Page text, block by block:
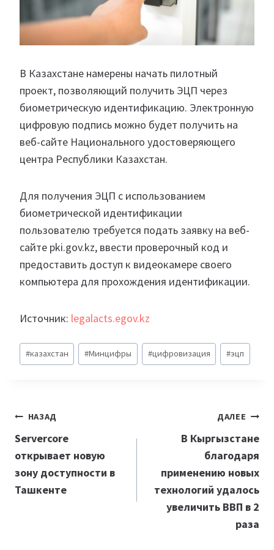
В Казахстане намерены начать пилотный
проект, позволяющий получить ЭЦП через
биометрическую идентификацию. Электронную
цифровую подпись можно будет получить на
веб-сайте Национального удостоверяющего
центра Республики Казахстан.
Для получения ЭЦП с использованием
биометрической идентификации
пользователю требуется подать заявку на веб-
сайте pki.gov.kz, ввести проверочный код и
предоставить доступ к видеокамере своего
компьютера для прохождения идентификации.
Источник: legalacts.egov.kz
Метки
записи:
#казахстан #Минцифры #цифровизация #эцп
Навигация
по
записям
НАЗАД
Servercore
открывает новую
зону доступности в
Ташкенте
ДАЛЕЕ
В Кыргызстане
благодаря
применению новых
технологий удалось
увеличить ВВП в 2
раза